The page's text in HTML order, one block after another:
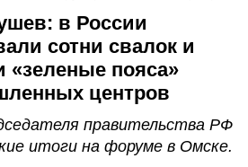
в России
сотни свалок и
пояса»
центров
правительства РФ
итоги на форуме в Омске.